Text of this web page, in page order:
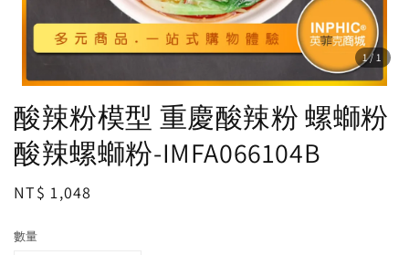
1/1
酸辣粉模型 重慶酸辣粉 螺螄粉
酸辣螺螄粉-IMFA066104B
Regular
NT$ 1,048
數量